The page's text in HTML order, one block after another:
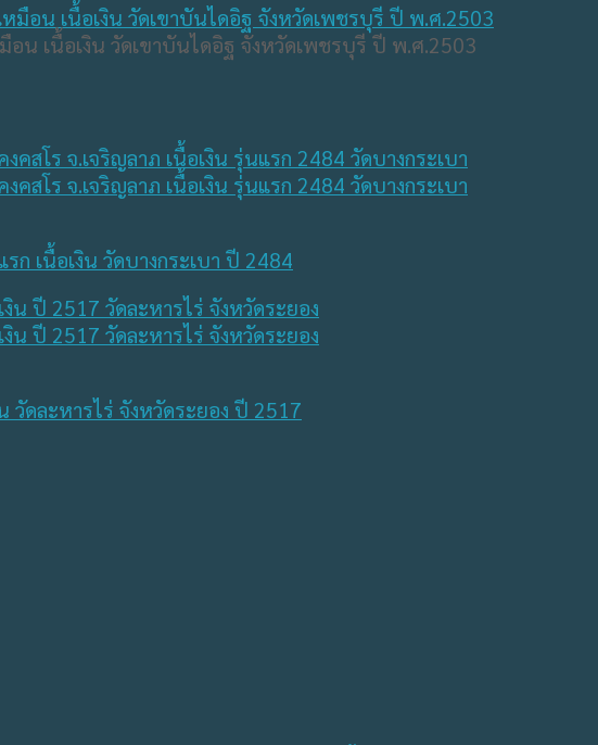
น เนื้อเงิน วัดเขาบันไดอิฐ จังหวัดเพชรบุรี ปี พ.ศ.2503
ก เนื้อเงิน วัดบางกระเบา ปี 2484
วัดละหารไร่ จังหวัดระยอง ปี 2517